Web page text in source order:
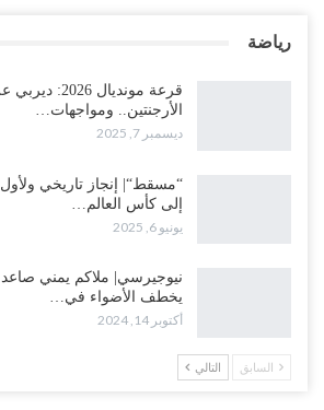
رياضة
قرعة مونديال
الأرجنتين.. ومواجهات…
ديسمبر 7, 2025
“مسقط“| إنجاز تاريخي
إلى كأس العالم…
يونيو 6, 2025
نيوجيرسي| ملاكم يمني
يخطف الأضواء في…
أكتوبر 14, 2024
السابق التالي